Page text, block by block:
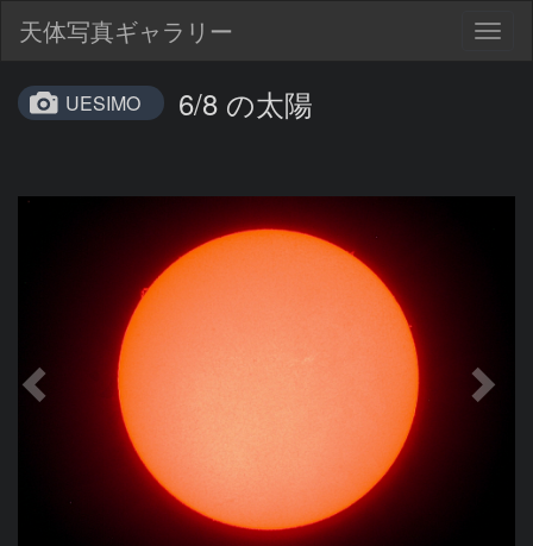
天体写真ギャラリー
UESIMO 6/8 の太陽